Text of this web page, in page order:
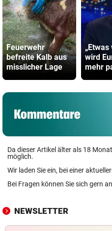
Feuerwehr
befreite Kalb aus
misslicher Lage
wird
mehr
Da dieser Artikel älter als 18
möglich.
Wir laden Sie ein, bei einer
Bei Fragen können Sie sich gern
NEWSLETTER